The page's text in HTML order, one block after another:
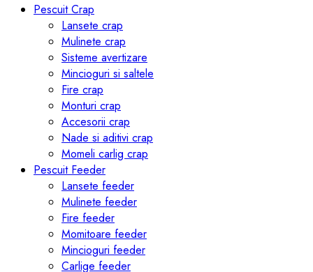
Pescuit Crap
Lansete crap
Mulinete crap
Sisteme avertizare
Mincioguri si saltele
Fire crap
Monturi crap
Accesorii crap
Nade si aditivi crap
Momeli carlig crap
Pescuit Feeder
Lansete feeder
Mulinete feeder
Fire feeder
Momitoare feeder
Mincioguri feeder
Carlige feeder